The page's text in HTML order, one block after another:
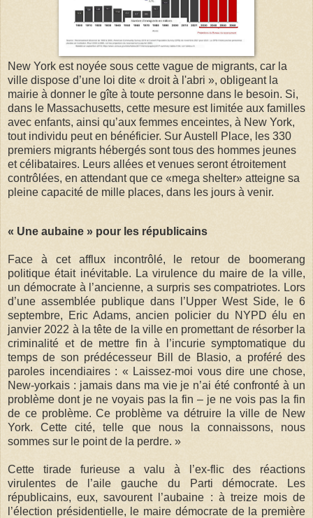
New York est noyée sous cette vague de migrants, car la
ville dispose d’une loi dite « droit à l'abri », obligeant la
mairie à donner le gîte à toute personne dans le besoin. Si,
dans le Massachusetts, cette mesure est limitée aux familles
avec enfants, ainsi qu’aux femmes enceintes, à New York,
tout individu peut en bénéficier. Sur Austell Place, les 330
premiers migrants hébergés sont tous des hommes jeunes
et célibataires. Leurs allées et venues seront étroitement
contrôlées, en attendant que ce «mega shelter» atteigne sa
pleine capacité de mille places, dans les jours à venir.
« Une aubaine » pour les républicains
Face à cet afflux incontrôlé, le retour de boomerang
politique était inévitable. La virulence du maire de la ville,
un démocrate à l’ancienne, a surpris ses compatriotes. Lors
d’une assemblée publique dans l’Upper West Side, le 6
septembre, Eric Adams, ancien policier du NYPD élu en
janvier 2022 à la tête de la ville en promettant de résorber la
criminalité et de mettre fin à l’incurie symptomatique du
temps de son prédécesseur Bill de Blasio, a proféré des
paroles incendiaires : « Laissez-moi vous dire une chose,
New-yorkais : jamais dans ma vie je n’ai été confronté à un
problème dont je ne voyais pas la fin – je ne vois pas la fin
de ce problème. Ce problème va détruire la ville de New
York. Cette cité, telle que nous la connaissons, nous
sommes sur le point de la perdre. »
Cette tirade furieuse a valu à l’ex-flic des réactions
virulentes de l’aile gauche du Parti démocrate. Les
républicains, eux, savourent l’aubaine : à treize mois de
l’élection présidentielle, le maire démocrate de la première